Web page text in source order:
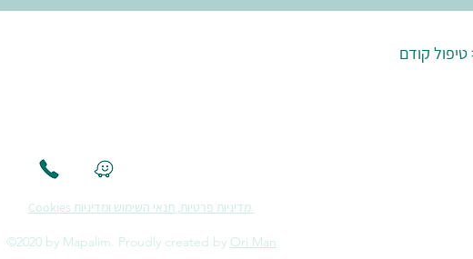
>
מדיניות פרטיות, תנאי השימוש ומדיניות Cookies
©2020 by Mapalim. Proudly created by Ori Man